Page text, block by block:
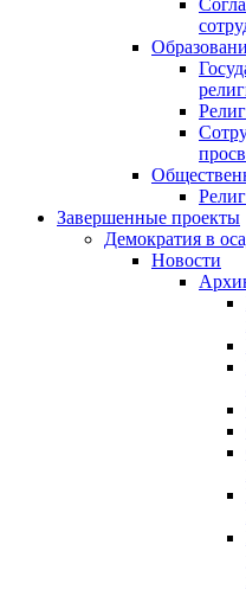
Завершенные проекты
Демократия в
Новости